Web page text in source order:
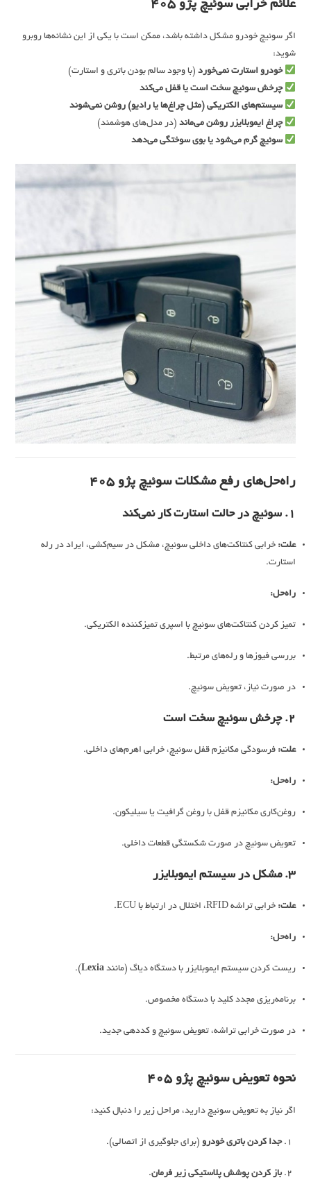
علائم خرابی سوئیچ پژو 405
اگر سوئیچ خودرو مشکل داشته باشد، ممکن است با یکی از این نشانه‌ها روبرو
شوید:
خودرو استارت نمی‌خورد (با وجود سالم بودن باتری و استارت)
چرخش سوئیچ سخت است یا قفل می‌کند
سیستم‌های الکتریکی (مثل چراغ‌ها یا رادیو) روشن نمی‌شوند
چراغ ایموبلایزر روشن می‌ماند (در مدل‌های هوشمند)
سوئیچ گرم می‌شود یا بوی سوختگی می‌دهد
راه‌حل‌های رفع مشکلات سوئیچ پژو 405
1. سوئیچ در حالت استارت کار نمی‌کند
علت: خرابی کنتاکت‌های داخلی سوئیچ، مشکل در سیم‌کشی، ایراد در رله
استارت.
راه‌حل:
تمیز کردن کنتاکت‌های سوئیچ با اسپری تمیزکننده الکتریکی.
بررسی فیوزها و رله‌های مرتبط.
در صورت نیاز، تعویض سوئیچ.
2. چرخش سوئیچ سخت است
علت: فرسودگی مکانیزم قفل سوئیچ، خرابی اهرم‌های داخلی.
راه‌حل:
روغن‌کاری مکانیزم قفل با روغن گرافیت یا سیلیکون.
تعویض سوئیچ در صورت شکستگی قطعات داخلی.
3. مشکل در سیستم ایموبلایزر
علت: خرابی تراشه RFID، اختلال در ارتباط با ECU.
راه‌حل:
ریست کردن سیستم ایموبلایزر با دستگاه دیاگ (مانندLexia
).
برنامه‌ریزی مجدد کلید با دستگاه مخصوص.
در صورت خرابی تراشه، تعویض سوئیچ و کددهی جدید.
نحوه تعویض سوئیچ پژو 405
اگر نیاز به تعویض سوئیچ دارید، مراحل زیر را دنبال کنید:
جدا کردن باتری خودرو (برای جلوگیری از اتصالی).
باز کردن پوشش پلاستیکی زیر فرمان.